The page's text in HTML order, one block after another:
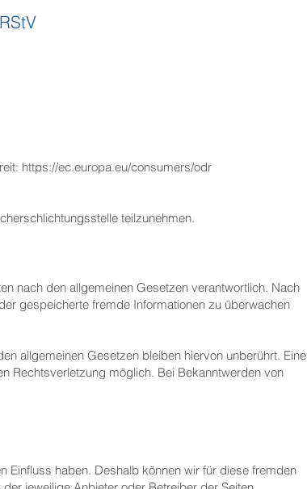
https://ec.europa.eu/consumers/odr
teilzunehmen.
nach den allgemeinen Gesetzen verantwortlich. Nach
gespeicherte fremde Informationen zu überwachen
allgemeinen Gesetzen bleiben hiervon unberührt. Eine
Rechtsverletzung möglich. Bei Bekanntwerden von
Einfluss haben. Deshalb können wir für diese fremden